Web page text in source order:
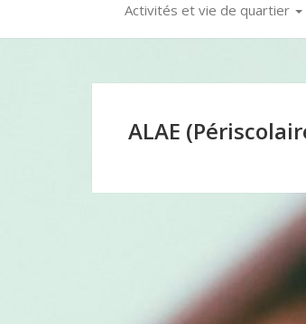
Activités et vie de quartier
ALAE